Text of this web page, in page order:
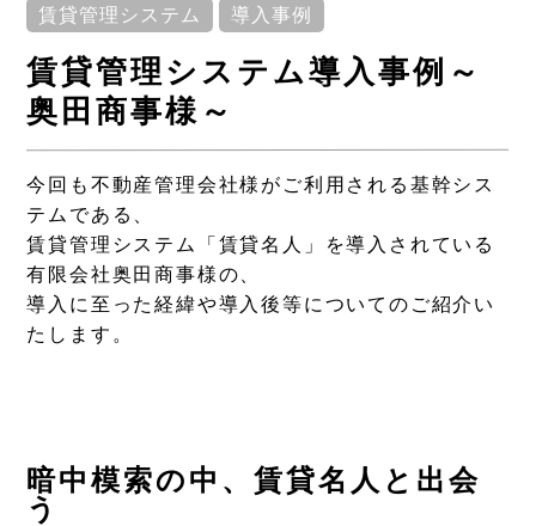
Column
賃貸管理システム 導入事例
賃貸管理システム導入事例～
奥田商事様～
今回も不動産管理会社様がご利用される基幹シス
テムである、
賃貸管理システム「賃貸名人」を導入されている
有限会社奥田商事様の、
導入に至った経緯や導入後等についてのご紹介い
たします。
暗中模索の中、賃貸名人と出会
う